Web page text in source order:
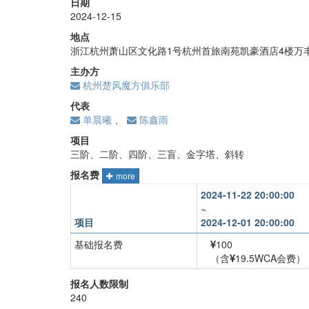
2024-12-15
地点
浙江杭州萧山区文化路1号杭州首旅南苑凯豪酒店4楼万
主办方
杭州楚风魔方俱乐部
代表
单晨曦
陈鑫雨
项目
三阶、二阶、四阶、三盲、金字塔、斜转
报名费
more
项目
2024-11-22 20:00:00
~
2024-12-01 20:00:00
基础报名费
100
（含 19.5WCA会费）
三阶
报名人数限制
240